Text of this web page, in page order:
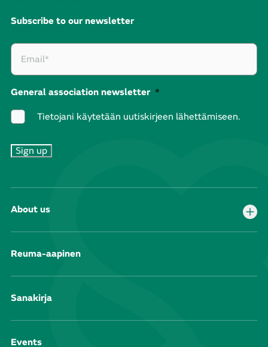
Subscribe to our newsletter
General association newsletter *
Tietojani käytetään uutiskirjeen lähettämiseen.
About us
Reuma-aapinen
Sanakirja
Events